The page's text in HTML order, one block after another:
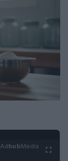
AdhubMedia